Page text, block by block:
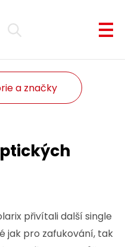
a značky
přivítali další single
jak pro zafukování, tak